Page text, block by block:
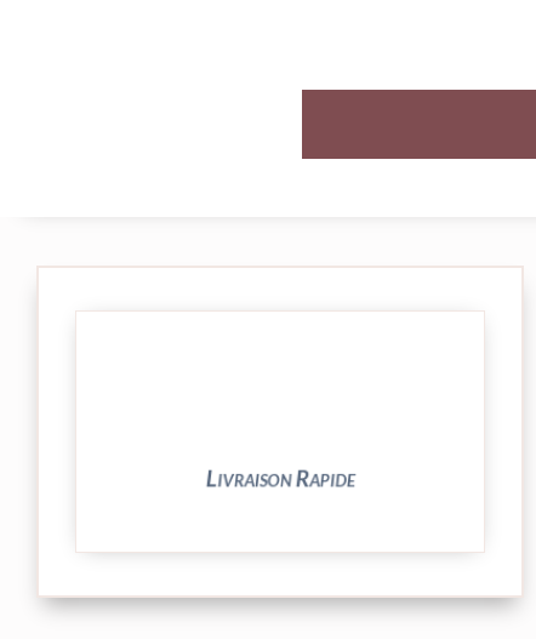
Livraison Rapide